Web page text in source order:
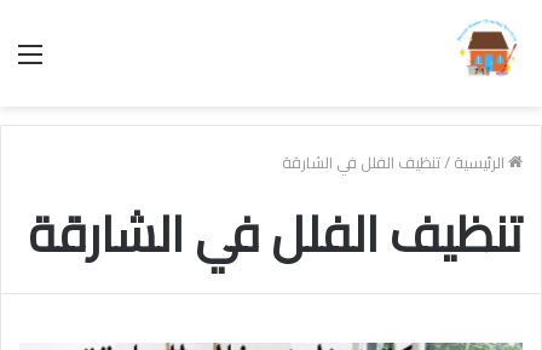
الرئيسية/تنظيف الفلل في الشارقة
تنظيف الفلل في الشارقة